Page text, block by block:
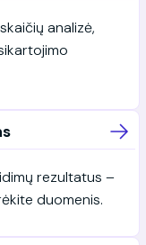
analizė,
rezultatus –
duomenis.